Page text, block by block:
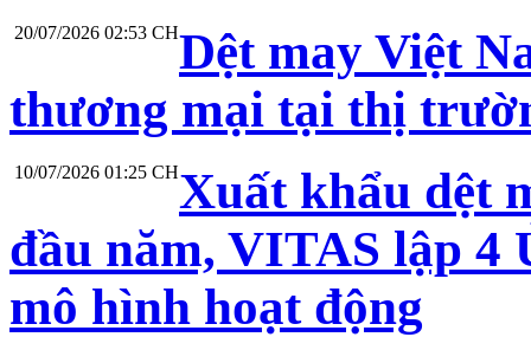
20/07/2026 02:53 CHDệt may Việt
thương mại tại thị
10/07/2026 01:25 CHXuất khẩu dệt
đầu năm, VITAS lập 4
mô hình hoạt động